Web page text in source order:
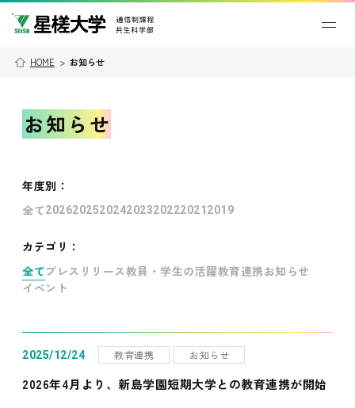
HOME > お知らせ
お知らせ
年度別 ：
全て202620252024202320222021 2019
カテゴリ：
全て プレスリリース教員・学生の活躍教育連携お知らせ
イベント
2025/12/24 教育連携 お知らせ
2026年4月より、新島学園短期大学との教育連携が開始